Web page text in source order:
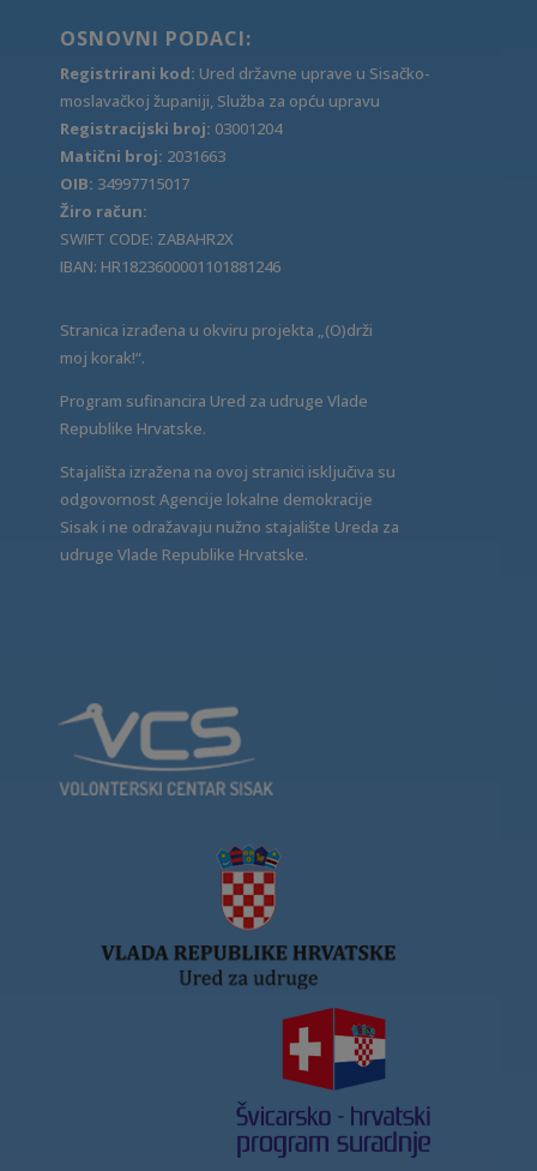
OSNOVNI PODACI:
Registrirani kod: Ured državne uprave u Sisačko-
moslavačkoj županiji, Služba za opću upravu
Registracijski broj: 03001204
Matični broj: 2031663
OIB: 34997715017
Žiro račun:
SWIFT CODE: ZABAHR2X
IBAN: HR1823600001101881246
Stranica izrađena u okviru projekta „(O)drži
moj korak!“.
Program sufinancira Ured za udruge Vlade
Republike Hrvatske.
Stajališta izražena na ovoj stranici isključiva su
odgovornost Agencije lokalne demokracije
Sisak i ne odražavaju nužno stajalište Ureda za
udruge Vlade Republike Hrvatske.